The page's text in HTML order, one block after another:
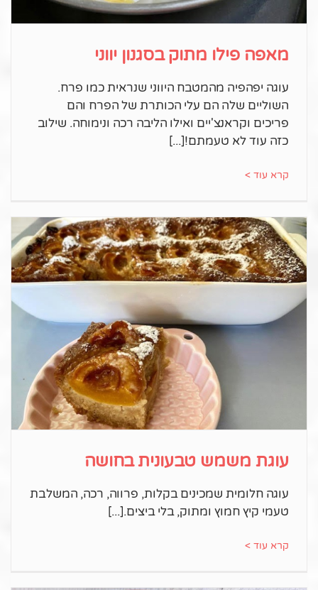
מאפה פילו מתוק בסגנון יווני
עוגה יפהפיה מהמטבח היווני שנראית כמו פרח.
השוליים שלה הם עלי הכותרת של הפרח והם
פריכים וקראנצ'יים ואילו הליבה רכה ונימוחה. שילוב
כזה עוד לא טעמתם!
קרא עוד >
עוגת משמש טבעונית בחושה
עוגה חלומית שמכינים בקלות, פרווה, רכה, המשלבת
טעמי קיץ חמוץ ומתוק, בלי ביצים.
קרא עוד >